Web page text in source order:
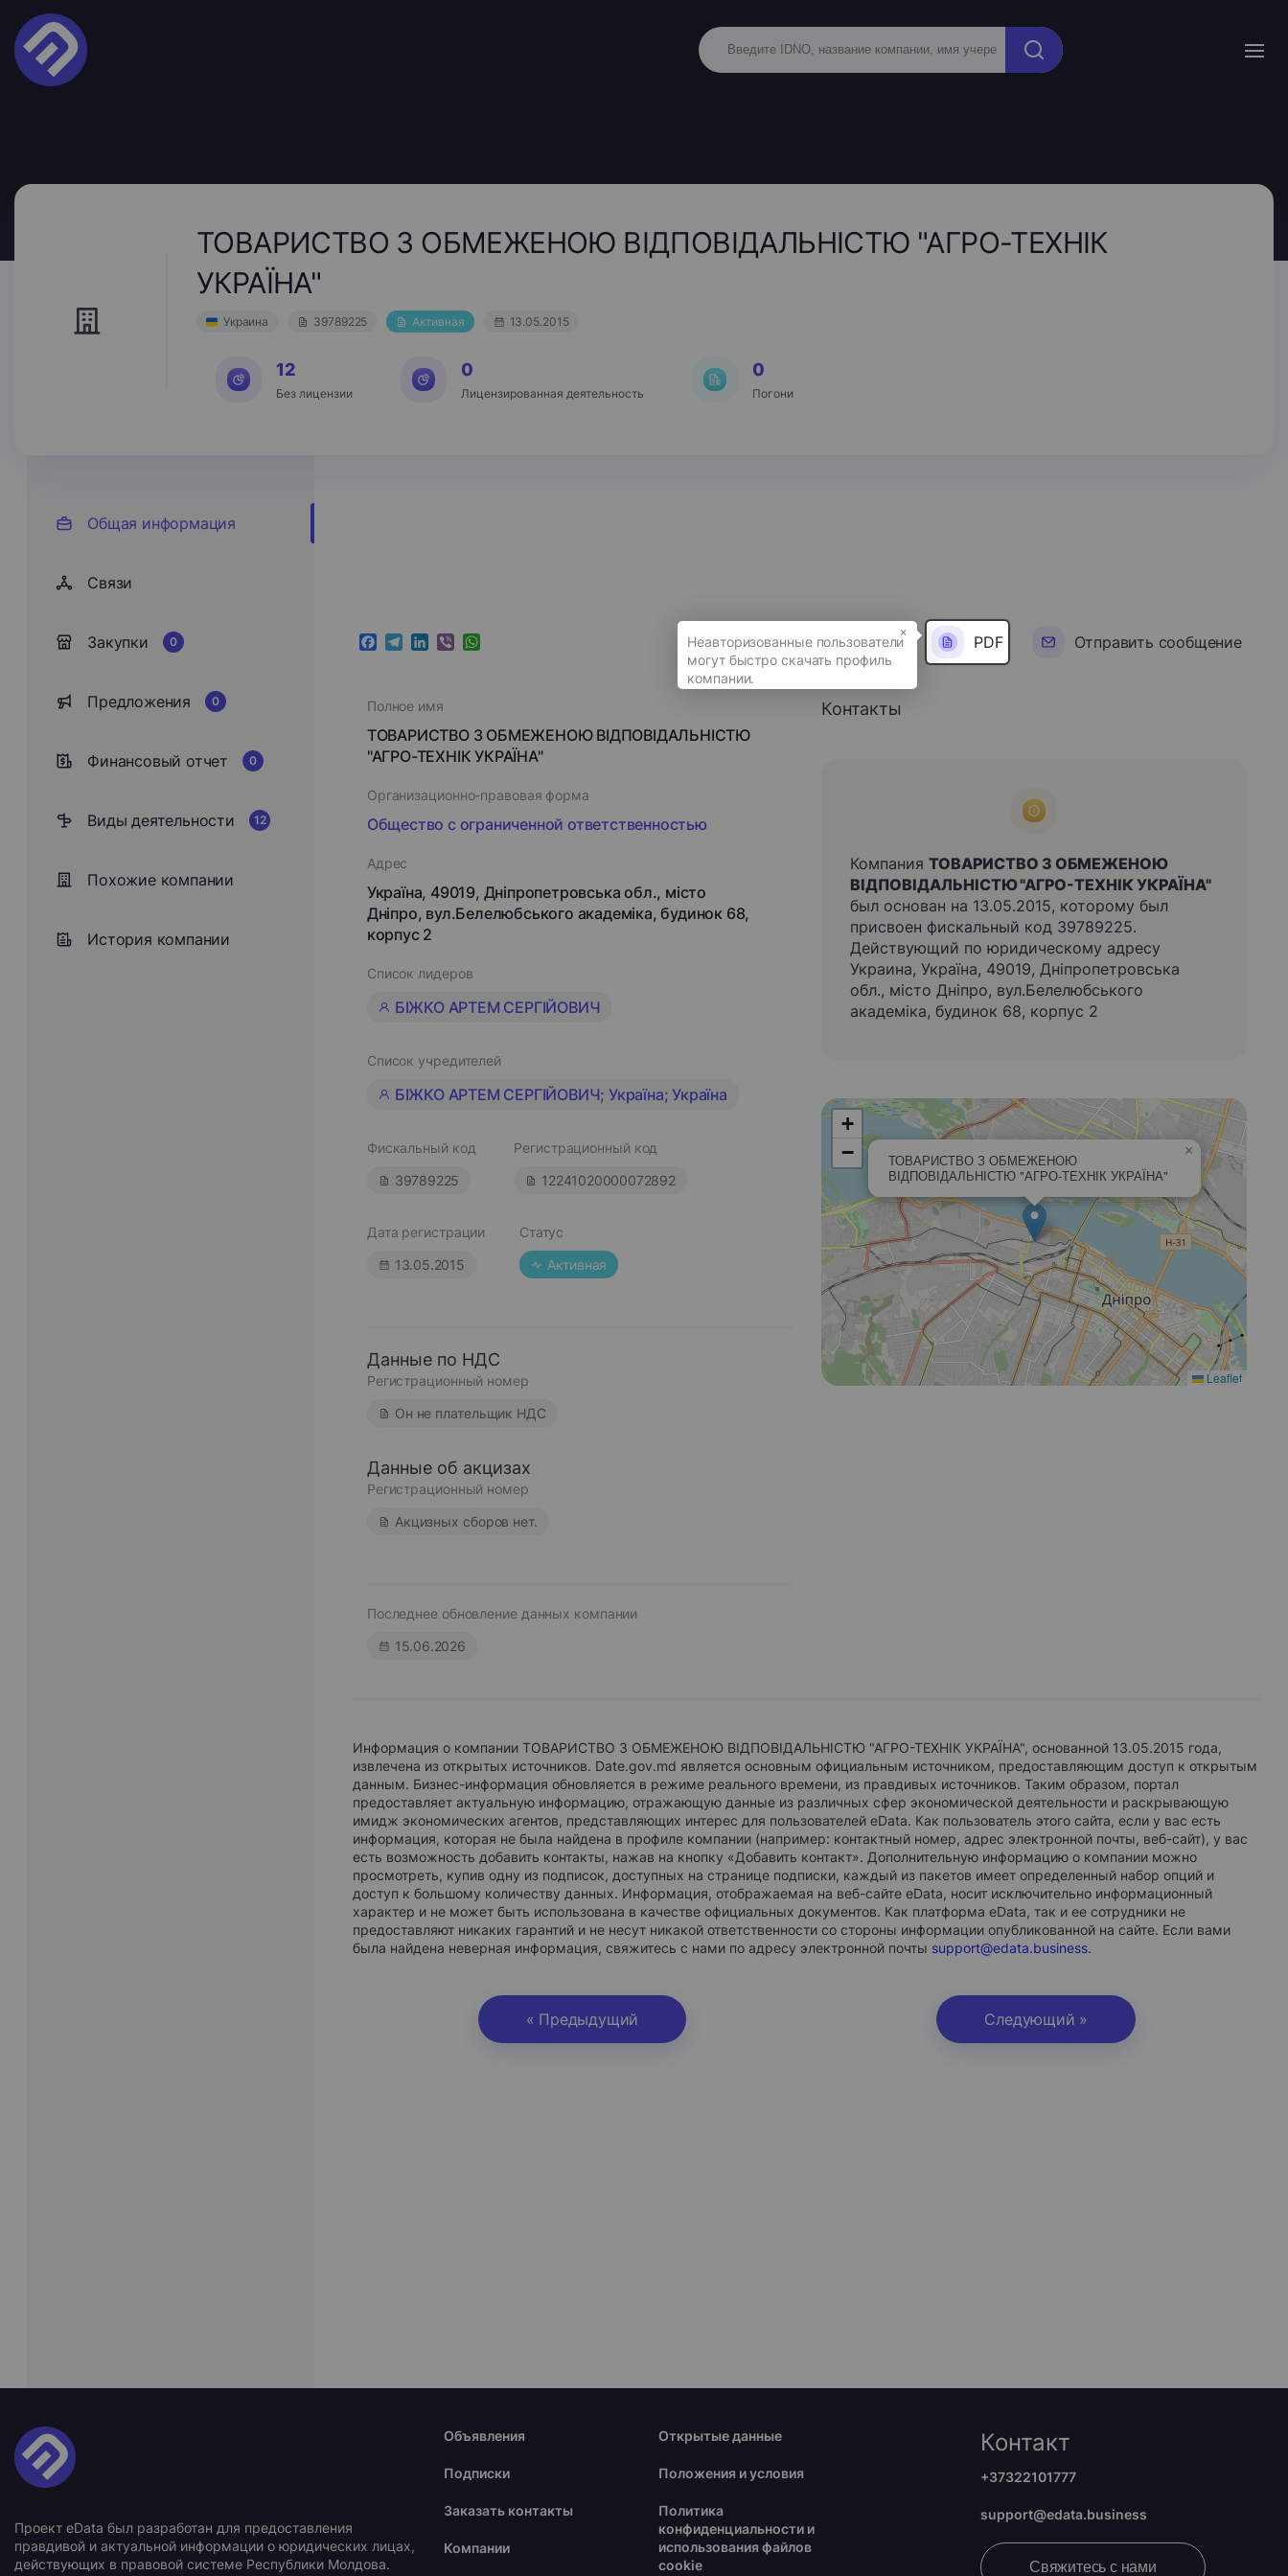
ТОВАРИСТВО З ОБМЕЖЕНОЮ ВІДПОВІДАЛЬНІСТЮ "АГРО-ТЕХНІК
УКРАЇНА"
Украина 39789225 Активная 13.05.2015
12
Без лицензии
0
Лицензированная деятельность
0
Погони
Общая информация
Cвязи
Закупки 0
Предложения 0
Финансовый отчет 0
Виды деятельности 12
Похожие компании
История компании
Facebook
Telegram
LinkedIn
ViberWhatsApp PDF Отправить сообщение
Полное имя
ТОВАРИСТВО З ОБМЕЖЕНОЮ ВІДПОВІДАЛЬНІСТЮ
"АГРО-ТЕХНІК УКРАЇНА"
Организационно-правовая форма
Общество с ограниченной ответственностью
Адрес
Україна, 49019, Дніпропетровська обл., місто
Дніпро, вул.Белелюбського академіка, будинок 68,
корпус 2
Список лидеров
БІЖКО АРТЕМ СЕРГІЙОВИЧ
Список учредителей
БІЖКО АРТЕМ СЕРГІЙОВИЧ; Україна; Україна
Фискальный код
39789225
Регистрационный код
12241020000072892
Дата регистрации
13.05.2015
Статус
Активная
Данные по НДС
Регистрационный номер
Он не плательщик НДС
Данные об акцизах
Регистрационный номер
Акцизных сборов нет.
Последнее обновление данных компании
15.06.2026
Контакты
Компания ТОВАРИСТВО З ОБМЕЖЕНОЮ
ВІДПОВІДАЛЬНІСТЮ "АГРО-ТЕХНІК УКРАЇНА"
был основан на 13.05.2015, которому был
присвоен фискальный код 39789225.
Действующий по юридическому адресу
Украина, Україна, 49019, Дніпропетровська
обл., місто Дніпро, вул.Белелюбського
академіка, будинок 68, корпус 2
ТОВАРИСТВО З ОБМЕЖЕНОЮ
ВІДПОВІДАЛЬНІСТЮ "АГРО-ТЕХНІК УКРАЇНА"
×
+
−
Leaflet
Информация о компании ТОВАРИСТВО З ОБМЕЖЕНОЮ ВІДПОВІДАЛЬНІСТЮ "АГРО-ТЕХНІК УКРАЇНА", основанной 13.05.2015 года,
извлечена из открытых источников. Date.gov.md является основным официальным источником, предоставляющим доступ к открытым
данным. Бизнес-информация обновляется в режиме реального времени, из правдивых источников. Таким образом, портал
предоставляет актуальную информацию, отражающую данные из различных сфер экономической деятельности и раскрывающую
имидж экономических агентов, представляющих интерес для пользователей eData. Как пользователь этого сайта, если у вас есть
информация, которая не была найдена в профиле компании (например: контактный номер, адрес электронной почты, веб-сайт), у вас
есть возможность добавить контакты, нажав на кнопку «Добавить контакт». Дополнительную информацию о компании можно
просмотреть, купив одну из подписок, доступных на странице подписки, каждый из пакетов имеет определенный набор опций и
доступ к большому количеству данных. Информация, отображаемая на веб-сайте eData, носит исключительно информационный
характер и не может быть использована в качестве официальных документов. Как платформа eData, так и ее сотрудники не
предоставляют никаких гарантий и не несут никакой ответственности со стороны информации опубликованной на сайте. Если вами
была найдена неверная информация, свяжитесь с нами по адресу электронной почты support@edata.business.
« Предыдущий Следующий »
Проект eData был разработан для предоставления
правдивой и актуальной информации о юридических лицах,
действующих в правовой системе Республики Молдова.
Объявления
Подписки
Заказать контакты
Компании
Открытые данные
Положения и условия
Политика
конфиденциальности и
использования файлов
cookie
Контакт
+37322101777
support@edata.business
Свяжитесь с нами
×